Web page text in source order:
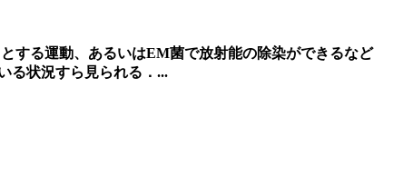
する運動、あるいはEM菌で放射能の除染ができるなど
る状況すら見られる． ...